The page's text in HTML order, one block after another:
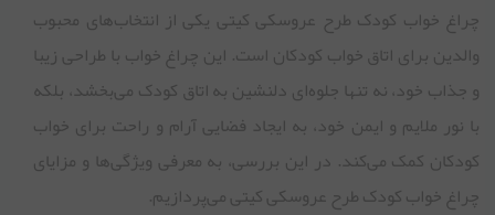
چراغ خواب کودک طرح عروسکی کیتی یکی از انتخاب‌های محبوب
والدین برای اتاق خواب کودکان است. این چراغ خواب با طراحی زیبا
و جذاب خود، نه تنها جلوه‌ای دلنشین به اتاق کودک می‌بخشد، بلکه
با نور ملایم و ایمن خود، به ایجاد فضایی آرام و راحت برای خواب
کودکان کمک می‌کند. در این بررسی، به معرفی ویژگی‌ها و مزایای
چراغ خواب کودک طرح عروسکی کیتی می‌پردازیم.